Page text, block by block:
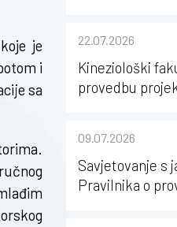
je
i
sa
22.07.2026
Kineziološki
provedbu
09.07.2026
Savjetovanje s
Pravilnika o